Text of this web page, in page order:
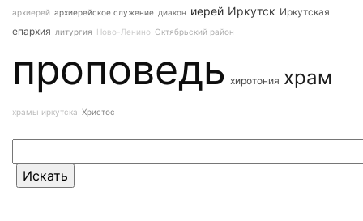
архиерей архиерейское служение диакон иерей Иркутск Иркутская
епархия литургия Ново-Ленино Октябрьский район
проповедь хиротония храм
храмы иркутска Христос